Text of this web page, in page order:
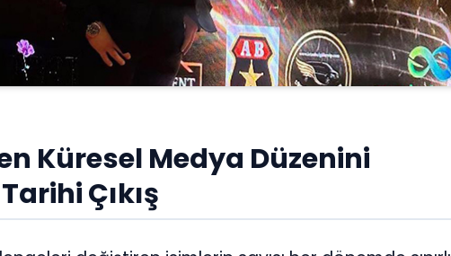
Küresel Medya Düzenini
Çıkış